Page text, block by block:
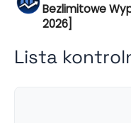
Bezlimitowe
2026]
Lista